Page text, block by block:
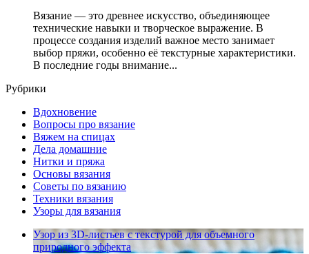
Вязание — это древнее искусство, объединяющее
технические навыки и творческое выражение. В
процессе создания изделий важное место занимает
выбор пряжи, особенно её текстурные характеристики.
В последние годы внимание...
Рубрики
Вдохновение
Вопросы про вязание
Вяжем на спицах
Дела домашние
Нитки и пряжа
Основы вязания
Советы по вязанию
Техники вязания
Узоры для вязания
Узор из 3D-листьев с текстурой для объемного
природного эффекта